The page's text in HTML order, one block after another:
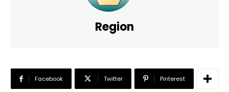
Region
Facebook Twitter Pinterest